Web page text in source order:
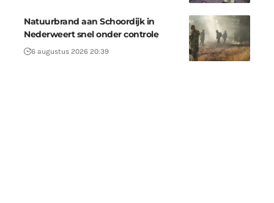
Natuurbrand aan Schoordijk in
Nederweert snel onder controle
6 augustus 2026 20:39